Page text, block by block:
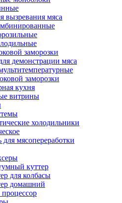
вызревания мяса
заморозки
демонстрации мяса
заморозки
кухня
витрины
холодильники
для мясопереработки
куттер
для колбасы
домашний